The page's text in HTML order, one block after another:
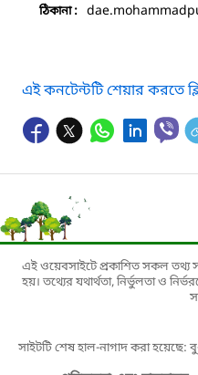
ঠিকানা :
এই কনটেন্টটি শেয়ার করতে
এই ওয়েবসাইটে প্রকাশিত সকল তথ্য
হয়। তথ্যের যথার্থতা, নির্ভুলতা ও
সাইটটি শেষ হাল-নাগাদ করা